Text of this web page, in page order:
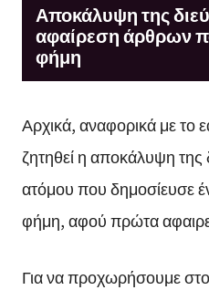
Αποκάλυψη της
αφαίρεση άρθρων
φήμη
Αρχικά, αναφορικά με το
ζητηθεί η αποκάλυψη της
ατόμου που δημοσίευσε
φήμη, αφού πρώτα
Για να προχωρήσουμε